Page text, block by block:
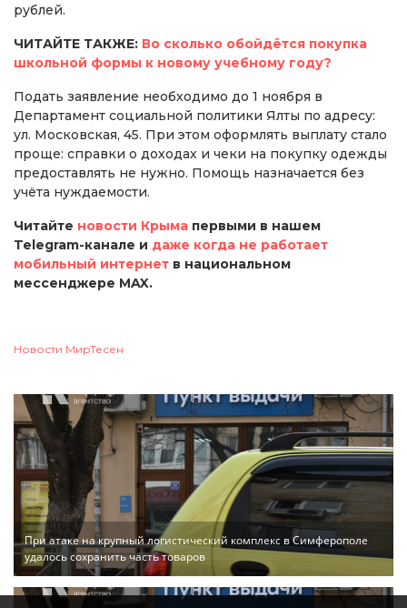
рублей.
ЧИТАЙТЕ ТАКЖЕ: Во сколько обойдётся покупка
школьной формы к новому учебному году?
Подать заявление необходимо до 1 ноября в
Департамент социальной политики Ялты по адресу:
ул. Московская, 45. При этом оформлять выплату стало
проще: справки о доходах и чеки на покупку одежды
предоставлять не нужно. Помощь назначается без
учёта нуждаемости.
Читайте новости Крыма первыми в нашем
Telegram-канале и даже когда не работает
мобильный интернет в национальном
мессенджере MAX.
Новости МирТесен
При атаке на крупный логистический комплекс в Симферополе
удалось сохранить часть товаров